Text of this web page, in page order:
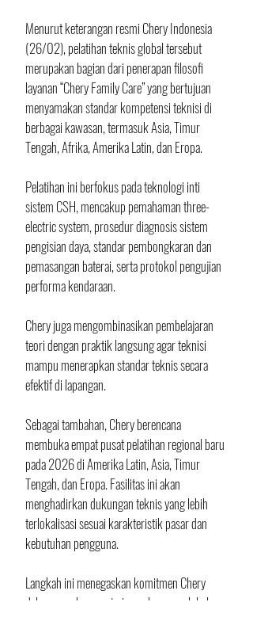
Menurut keterangan resmi Chery Indonesia
(26/02), pelatihan teknis global tersebut
merupakan bagian dari penerapan filosofi
layanan “Chery Family Care” yang bertujuan
menyamakan standar kompetensi teknisi di
berbagai kawasan, termasuk Asia, Timur
Tengah, Afrika, Amerika Latin, dan Eropa.
Pelatihan ini berfokus pada teknologi inti
sistem CSH, mencakup pemahaman three-
electric system, prosedur diagnosis sistem
pengisian daya, standar pembongkaran dan
pemasangan baterai, serta protokol pengujian
performa kendaraan.
Chery juga mengombinasikan pembelajaran
teori dengan praktik langsung agar teknisi
mampu menerapkan standar teknis secara
efektif di lapangan.
Sebagai tambahan, Chery berencana
membuka empat pusat pelatihan regional baru
pada 2026 di Amerika Latin, Asia, Timur
Tengah, dan Eropa. Fasilitas ini akan
menghadirkan dukungan teknis yang lebih
terlokalisasi sesuai karakteristik pasar dan
kebutuhan pengguna.
Langkah ini menegaskan komitmen Chery
dalam membangun jaringan layanan global